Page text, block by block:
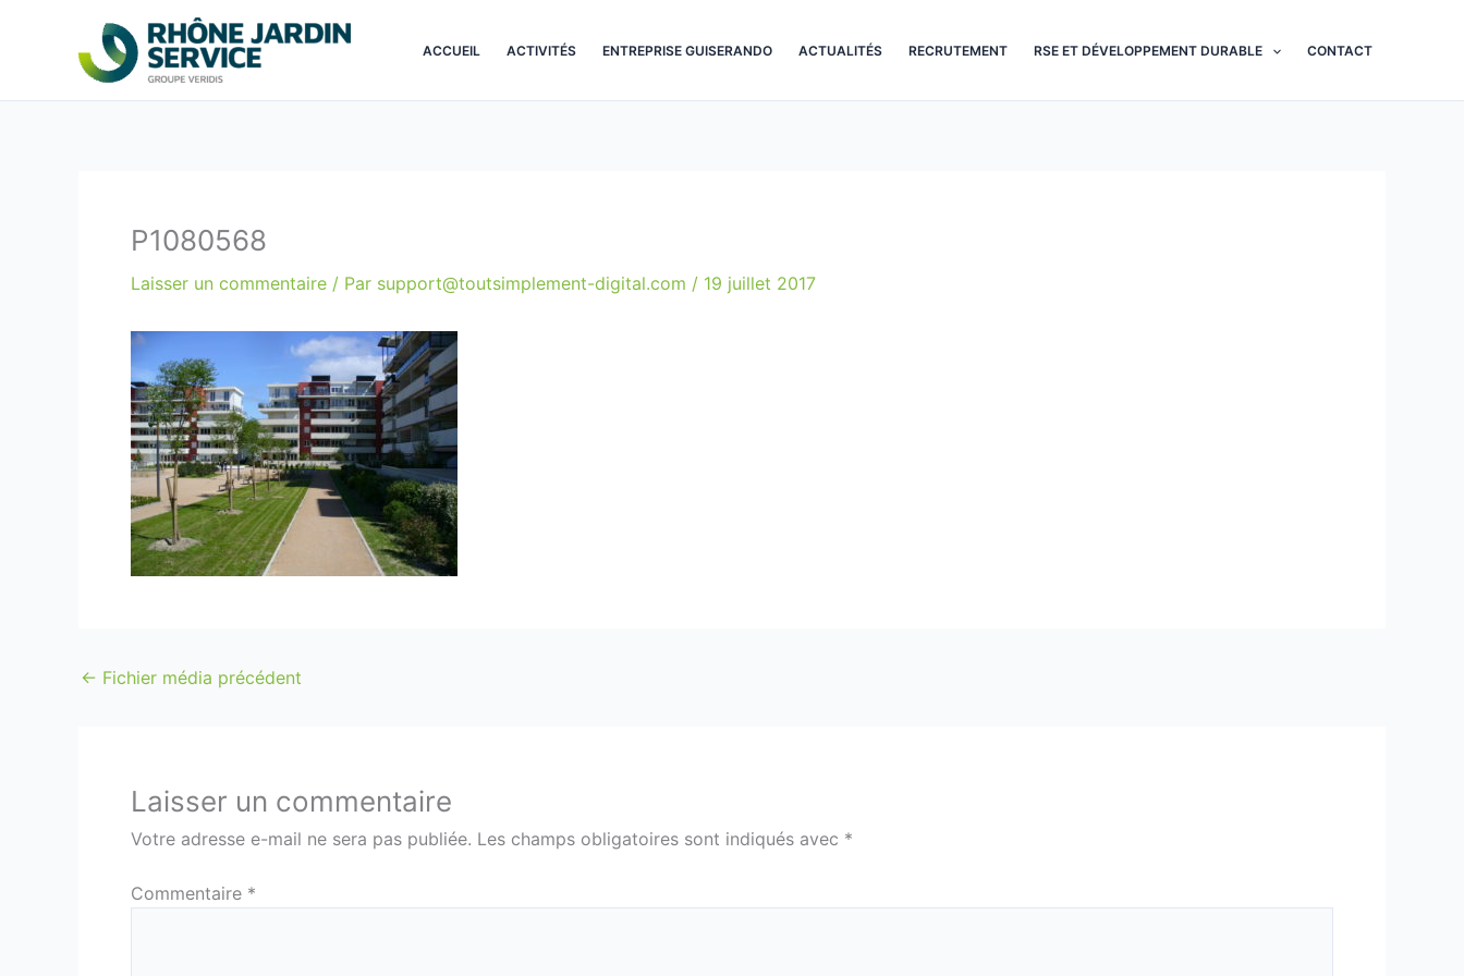
Panneau de gestion des cookies
ACCUEIL ACTIVITÉS ENTREPRISE GUISERANDO ACTUALITÉS RECRUTEMENT RSE ET DÉVELOPPEMENT DURABLE CONTACT
P1080568
Laisser un commentaire / Par support@toutsimplement-digital.com / 19 juillet 2017
← Fichier média précédent
Laisser un commentaire
Votre adresse e-mail ne sera pas publiée. Les champs obligatoires sont indiqués avec *
Commentaire *